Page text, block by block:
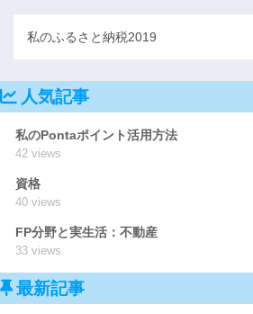
私のふるさと納税2019
人気記事
私のPontaポイント活用方法
42 views
資格
40 views
FP分野と実生活：不動産
33 views
最新記事